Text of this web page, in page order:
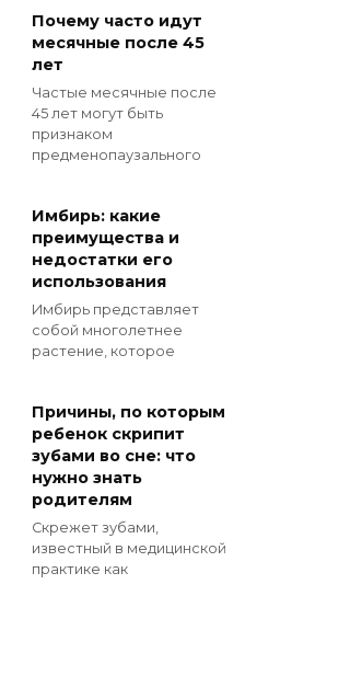
Почему часто идут
месячные после 45
лет
Частые месячные после
45 лет могут быть
признаком
предменопаузального
Имбирь: какие
преимущества и
недостатки его
использования
Имбирь представляет
собой многолетнее
растение, которое
Причины, по которым
ребенок скрипит
зубами во сне: что
нужно знать
родителям
Скрежет зубами,
известный в медицинской
практике как